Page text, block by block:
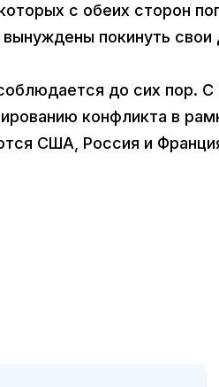
с обеих сторон
покинуть свои
до сих пор. С
конфликта в
США, Россия и